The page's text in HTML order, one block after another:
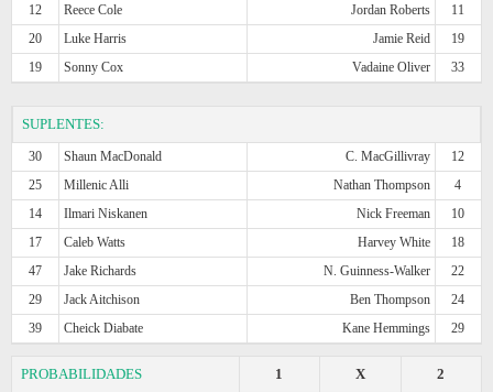
12
Reece Cole Jordan Roberts
11
20
Luke Harris Jamie Reid
19
19
Sonny Cox Vadaine Oliver 33
SUPLENTES:
30 Shaun MacDonald C. MacGillivray
12
25
Millenic Alli Nathan Thompson
4
14
Ilmari Niskanen Nick Freeman
10
17
Caleb Watts Harvey White
18
47
Jake Richards N. Guinness-Walker
22
29
Jack Aitchison Ben Thompson
24
39
Cheick Diabate Kane Hemmings 29
PROBABILIDADES 2
X
1